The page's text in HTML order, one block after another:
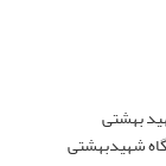
بهشتی
شهیدبهشتی